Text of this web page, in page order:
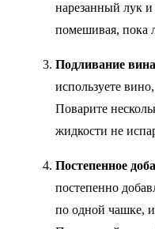
нарезанный лук
помешивая, пока
Подливание
используете
Поварите
жидкости не
Постепенное
постепенно
по одной чашке,